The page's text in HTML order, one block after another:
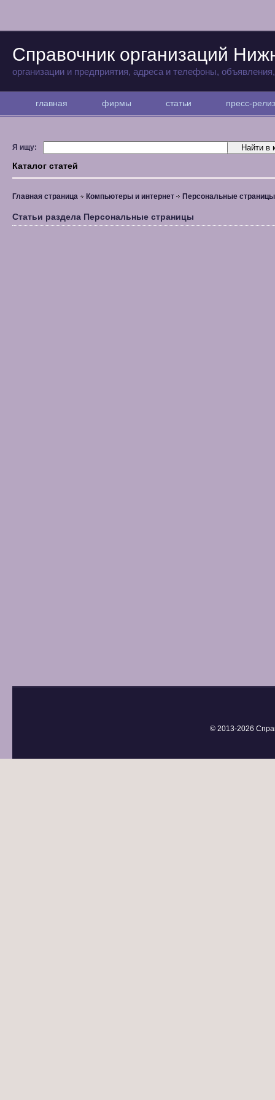
Справочник организаций
организации и предприятия, адреса и телефоны,
главная фирмы статьи пресс-
Я ищу:
Каталог статей
Главная страница Компьютеры и интернет Персональные страницы
Статьи раздела Персональные страницы
© 2013-2026